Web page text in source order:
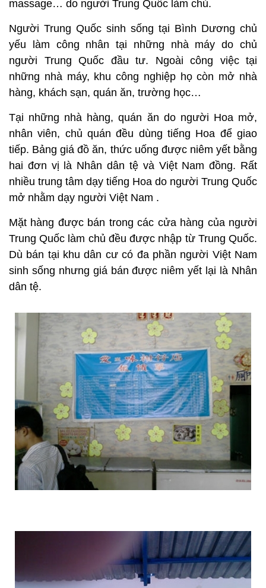
massage… do người Trung Quốc làm chủ.
Người Trung Quốc sinh sống tại Bình Dương chủ
yếu làm công nhân tại những nhà máy do chủ
người Trung Quốc đầu tư. Ngoài công việc tại
những nhà máy, khu công nghiệp họ còn mở nhà
hàng, khách sạn, quán ăn, trường học…
Tại những nhà hàng, quán ăn do người Hoa mở,
nhân viên, chủ quán đều dùng tiếng Hoa để giao
tiếp. Bảng giá đồ ăn, thức uống được niêm yết bằng
hai đơn vị là Nhân dân tệ và Việt Nam đồng. Rất
nhiều trung tâm dạy tiếng Hoa do người Trung Quốc
mở nhằm dạy người Việt Nam .
Mặt hàng được bán trong các cửa hàng của người
Trung Quốc làm chủ đều được nhập từ Trung Quốc.
Dù bán tại khu dân cư có đa phần người Việt Nam
sinh sống nhưng giá bán được niêm yết lại là Nhân
dân tệ.